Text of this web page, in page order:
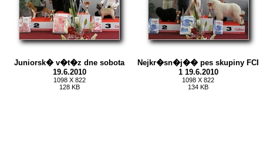
Juniorsk� v�t�z dne sobota
19.6.2010
1098 X 822
128 KB
Nejkr�sn�j�� pes skupiny FCI
1 19.6.2010
1098 X 822
134 KB